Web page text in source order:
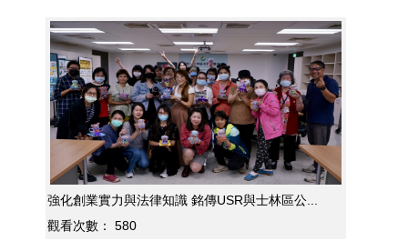
強化創業實力與法律知識 銘傳USR與士林區公...
觀看次數：
580